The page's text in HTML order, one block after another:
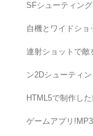
SFシューティン
自機とワイドショ
連射ショットで敵
ン2Dシューティ
HTML5で制作し
ゲームアプリ